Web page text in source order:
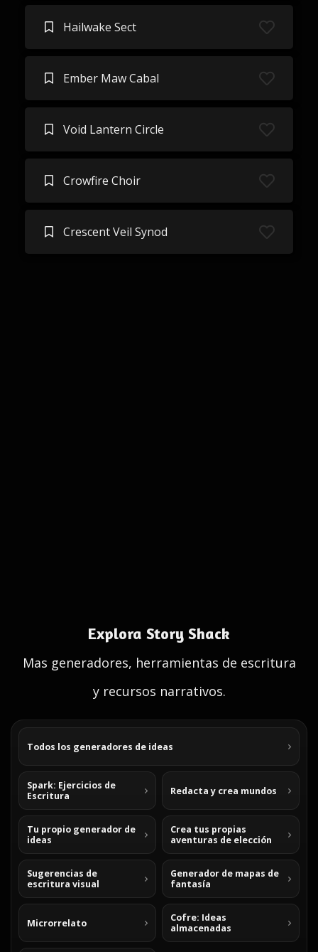
Hailwake Sect
Ember Maw Cabal
Void Lantern Circle
Crowfire Choir
Crescent Veil Synod
Explora Story Shack
Mas generadores, herramientas de escritura
y recursos narrativos.
Todos los generadores de ideas
Spark: Ejercicios de
Escritura
Redacta y crea mundos
Tu propio generador de
ideas
Crea tus propias
aventuras de elección
Sugerencias de
escritura visual
Generador de mapas de
fantasía
Microrrelato
Cofre: Ideas
almacenadas